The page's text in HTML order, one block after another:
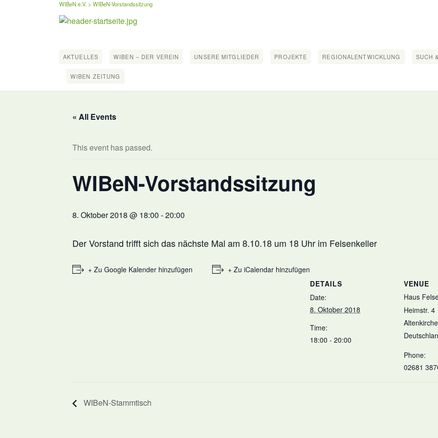
WIBeN e.V. > WIBeN-Vorstandssitzung
AKTUELLES WIBEN – DER VEREIN UNSERE MITGLIEDER PROJEKTE REGIONALENTWICKLUNG SUCH
WIBEN ZEITUNG
« All Events
This event has passed.
WIBeN-Vorstandssitzung
8. Oktober 2018 @ 18:00 -20:00
Der Vorstand trifft sich das nächste Mal am 8.10.18 um 18 Uhr im Felsenkeller
+ Zu Google Kalender hinzufügen
+ Zu iCalendar hinzufügen
DETAILS
Date:
8. Oktober 2018
Time:
18:00 - 20:00
VENUE
Haus
Heimstr. 4
Phone:
02681
WIBeN-Stammtisch